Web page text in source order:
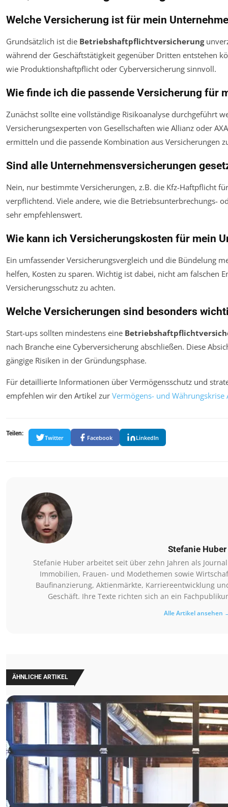
Welche Versicherung ist für mein
Grundsätzlich ist die Betriebshaftpflichtversicherung
während der Geschäftstätigkeit gegenüber Dritten entstehen
wie Produktionshaftpflicht oder Cyberversicherung sinnvoll.
Wie finde ich die passende Versicherung für
Zunächst sollte eine vollständige Risikoanalyse durchgeführt
Versicherungsexperten von Gesellschaften wie Allianz oder
ermitteln und die passende Kombination aus Versicherungen
Sind alle Unternehmensversicherungen
Nein, nur bestimmte Versicherungen, z.B. die Kfz-Haftpflicht
verpflichtend. Viele andere, wie die Betriebsunterbrechungs-
sehr empfehlenswert.
Wie kann ich Versicherungskosten für mein
Ein umfassender Versicherungsvergleich und die Bündelung
helfen, Kosten zu sparen. Wichtig ist dabei, nicht am falschen
Versicherungsschutz zu achten.
Welche Versicherungen sind besonders
Start-ups sollten mindestens eine
nach Branche eine Cyberversicherung abschließen. Diese
gängige Risiken in der Gründungsphase.
Für detaillierte Informationen über Vermögensschutz und
empfehlen wir den Artikel zur Vermögens- und Währungskrise
Teilen:
Twitter Facebook LinkedIn
Stefanie Huber
Stefanie Huber arbeitet seit über zehn Jahren als
Immobilien, Frauen- und Modethemen sowie
Baufinanzierung, Aktienmärkte, Karriereentwicklung
Geschäft. Ihre Texte richten sich an ein
Alle Artikel ansehen
ÄHNLICHE ARTIKEL